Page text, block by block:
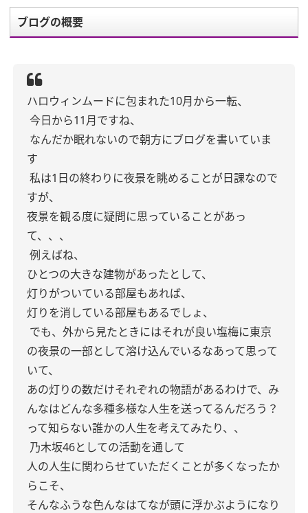
ブログの概要
ハロウィンムードに包まれた10月から一転、
今日から11月ですね、
なんだか眠れないので朝方にブログを書いていま
す
私は1日の終わりに夜景を眺めることが日課なので
すが、
夜景を観る度に疑問に思っていることがあっ
て、、、
例えばね、
ひとつの大きな建物があったとして、
灯りがついている部屋もあれば、
灯りを消している部屋もあるでしょ、
でも、外から見たときにはそれが良い塩梅に東京
の夜景の一部として溶け込んでいるなあって思って
いて、
あの灯りの数だけそれぞれの物語があるわけで、み
んなはどんな多種多様な人生を送ってるんだろう？
って知らない誰かの人生を考えてみたり、、
乃木坂46としての活動を通して
人の人生に関わらせていただくことが多くなったか
らこそ、
そんなふうな色んなはてなが頭に浮かぶようになり